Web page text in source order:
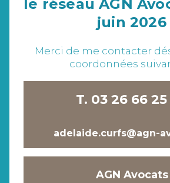
le réseau AGN
juin 2026
Merci de me contacter
coordonnées
T. 03 26 66
adelaide.curfs@agn-
AGN Avocats